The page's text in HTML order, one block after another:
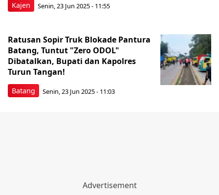
Kajen Senin, 23 Jun 2025 - 11:55
Batang
Ratusan Sopir Truk Blokade Pantura
Batang, Tuntut "Zero ODOL"
Dibatalkan, Bupati dan Kapolres
Turun Tangan!
Senin, 23 Jun 2025 - 11:03